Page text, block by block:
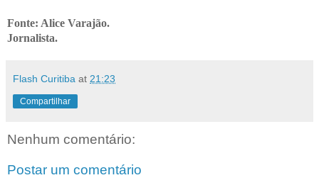
Fonte: Alice Varajão.
Jornalista.
Flash Curitiba at 21:23
Compartilhar
Nenhum comentário:
Postar um comentário